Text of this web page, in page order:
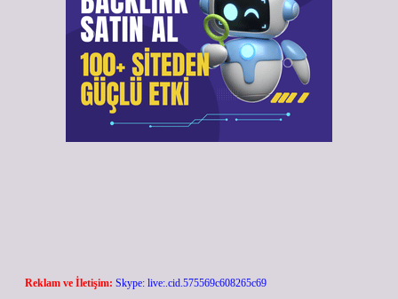
Reklam ve İletişim: Skype: live:.cid.575569c608265c69